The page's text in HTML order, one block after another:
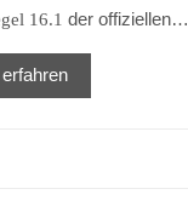
16.1 der offiziellen…